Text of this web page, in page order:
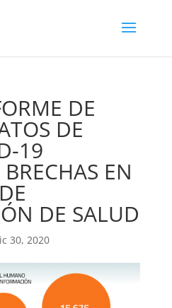
DE
DE
19
EN
DE SALUD
30, 2020